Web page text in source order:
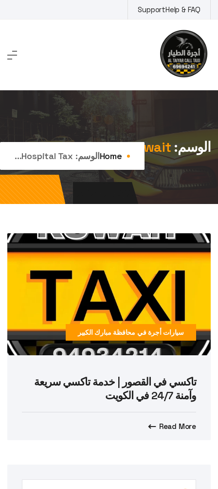
to
content
Help & FAQ
Support
الوسم:hospital taxi kuwait
Homeالوسم: Hospital Tax...
سيارات أجرة في محافظة مبارك الكبير
تاكسي في القصور | خدمة تاكسي سريعة
وآمنة 24/7 في الكويت
Read More